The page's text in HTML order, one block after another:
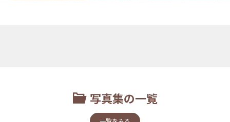
写真集の一覧